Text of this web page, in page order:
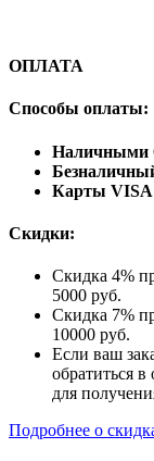
ОПЛАТА
Способы оплаты:
Наличными
Карты VISA
Скидки:
Скидка 4%
5000 руб.
Скидка 7%
10000 руб.
Если ваш
обратиться
для
Подробнее о